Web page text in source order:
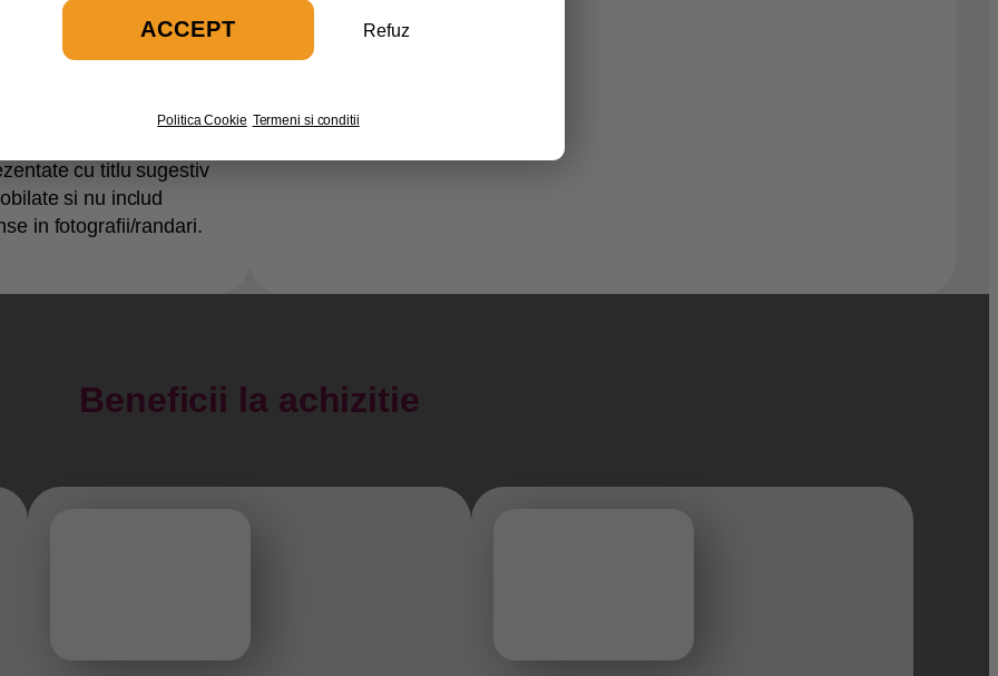
cu titlu sugestiv
si nu includ
in fotografii/randari.
Beneficii la achizitie
ACCEPT Refuz
Politica Cookie Termeni si conditii